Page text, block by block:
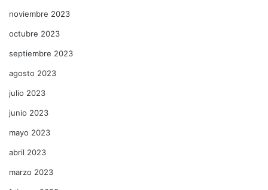
noviembre 2023
octubre 2023
septiembre 2023
agosto 2023
julio 2023
junio 2023
mayo 2023
abril 2023
marzo 2023